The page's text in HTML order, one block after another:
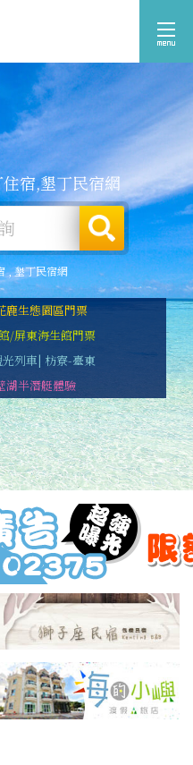
宿,墾丁民宿網
,墾丁民宿網
生態園區門票
/屏東海生館門票
列車| 枋寮-臺東
半潛艇體驗